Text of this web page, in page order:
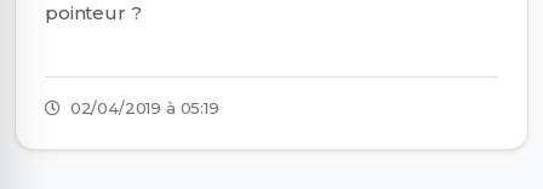
pointeur ?
02/04/2019 à 05:19